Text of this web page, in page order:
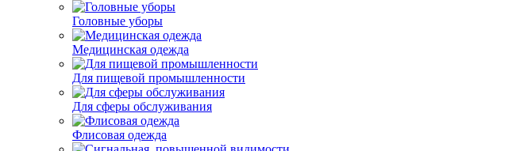
Головные уборы
Медицинская одежда
Для пищевой промышленности
Для сферы обслуживания
Флисовая одежда